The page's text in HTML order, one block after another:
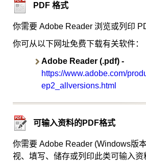
PDF 格式
你需要 Adobe Reader 浏览或列印
你可从以下网址免费下载有关软件：
Adobe Reader (.pdf) -
https://www.adobe.com/
ep2_allversions.html
可输入资料的PDF格式
你需要 Adobe Reader (Windows版
视、填写、储存或列印此类可输入